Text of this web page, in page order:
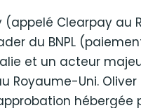
(appelé Clearpay au
du BNPL
et un acteur
Royaume-Uni. Oliver
hébergée